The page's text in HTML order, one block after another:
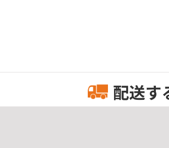
配送す